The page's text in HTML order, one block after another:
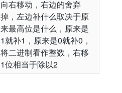
向右移动，右边的舍弃
掉，左边补什么取决于原
来最高位是什么，原来是
1就补1，原来是0就补0，
将二进制看作整数，右移
1位相当于除以2